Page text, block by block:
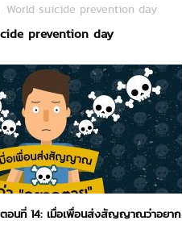
World suicide prevention day
prevention day
อนที่ 14: เมื่อเพื่อนส่งสัญญาณว่าอยาก